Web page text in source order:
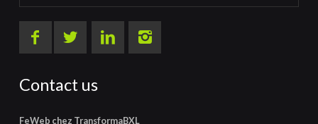
Contact us
FeWeb chez TransformaBXL